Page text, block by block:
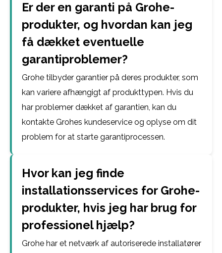
Er der en garanti på Grohe-
produkter, og hvordan kan jeg
få dækket eventuelle
garantiproblemer?
Grohe tilbyder garantier på deres produkter, som
kan variere afhængigt af produkttypen. Hvis du
har problemer dækket af garantien, kan du
kontakte Grohes kundeservice og oplyse om dit
problem for at starte garantiprocessen.
Hvor kan jeg finde
installationsservices for Grohe-
produkter, hvis jeg har brug for
professionel hjælp?
Grohe har et netværk af autoriserede installatører